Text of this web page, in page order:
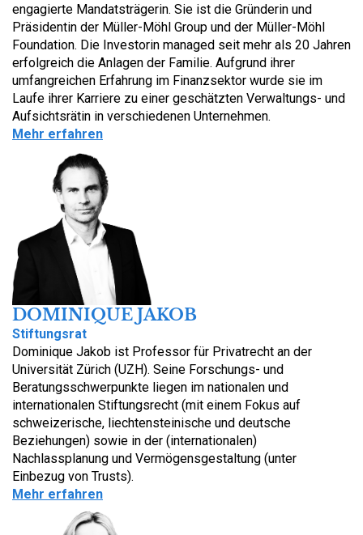
engagierte Mandatsträgerin. Sie ist die Gründerin und
Präsidentin der Müller-Möhl Group und der Müller-Möhl
Foundation. Die Investorin managed seit mehr als 20 Jahren
erfolgreich die Anlagen der Familie. Aufgrund ihrer
umfangreichen Erfahrung im Finanzsektor wurde sie im
Laufe ihrer Karriere zu einer geschätzten Verwaltungs- und
Aufsichtsrätin in verschiedenen Unternehmen.
Mehr erfahren
DOMINIQUE JAKOB
Stiftungsrat
Dominique Jakob ist Professor für Privatrecht an der
Universität Zürich (UZH). Seine Forschungs- und
Beratungsschwerpunkte liegen im nationalen und
internationalen Stiftungsrecht (mit einem Fokus auf
schweizerische, liechtensteinische und deutsche
Beziehungen) sowie in der (internationalen)
Nachlassplanung und Vermögensgestaltung (unter
Einbezug von Trusts).
Mehr erfahren